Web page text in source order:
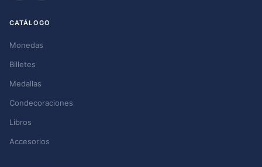
CATÁLOGO
Monedas
Billetes
Medallas
Condecoraciones
Libros
Accesorios